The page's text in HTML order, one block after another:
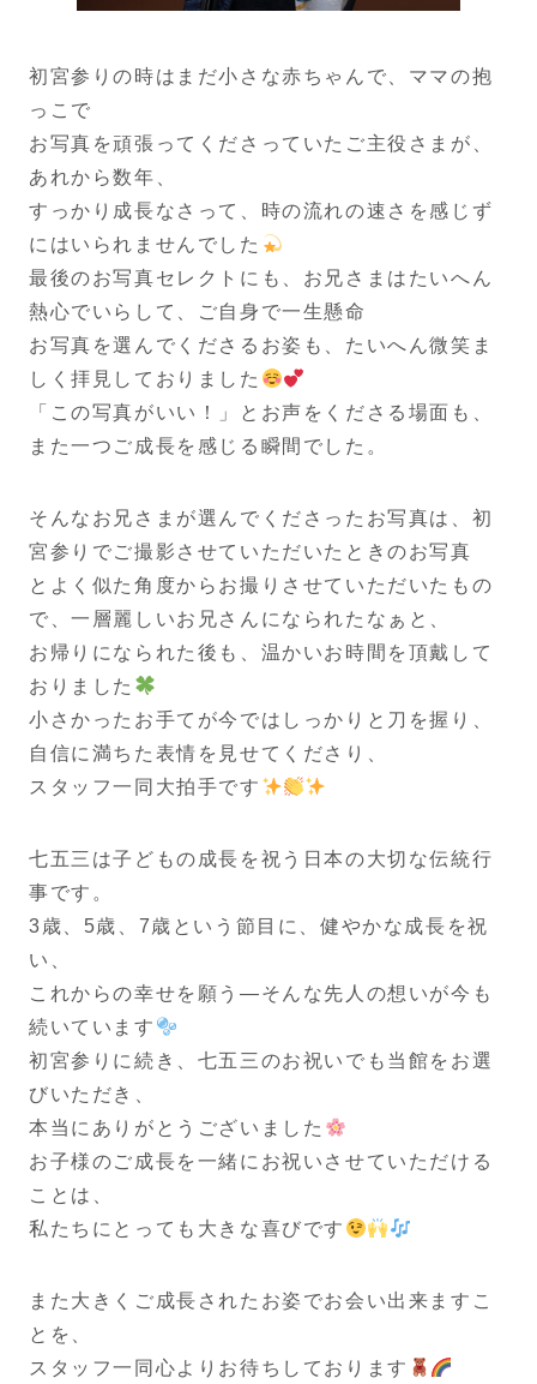
初宮参りの時はまだ小さな赤ちゃんで、ママの抱
っこで
お写真を頑張ってくださっていたご主役さまが、
あれから数年、
すっかり成長なさって、時の流れの速さを感じず
にはいられませんでした
最後のお写真セレクトにも、お兄さまはたいへん
熱心でいらして、ご自身で一生懸命
お写真を選んでくださるお姿も、たいへん微笑ま
しく拝見しておりました
「この写真がいい！」とお声をくださる場面も、
また一つご成長を感じる瞬間でした。
そんなお兄さまが選んでくださったお写真は、初
宮参りでご撮影させていただいたときのお写真
とよく似た角度からお撮りさせていただいたもの
で、一層麗しいお兄さんになられたなぁと、
お帰りになられた後も、温かいお時間を頂戴して
おりました
小さかったお手てが今ではしっかりと刀を握り、
自信に満ちた表情を見せてくださり、
スタッフ一同大拍手です
七五三は子どもの成長を祝う日本の大切な伝統行
事です。
3歳、5歳、7歳という節目に、健やかな成長を祝
い、
これからの幸せを願う―そんな先人の想いが今も
続いています
初宮参りに続き、七五三のお祝いでも当館をお選
びいただき、
本当にありがとうございました
お子様のご成長を一緒にお祝いさせていただける
ことは、
私たちにとっても大きな喜びです
また大きくご成長されたお姿でお会い出来ますこ
とを、
スタッフ一同心よりお待ちしております